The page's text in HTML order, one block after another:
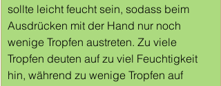
sollte leicht feucht sein, sodass beim
Ausdrücken mit der Hand nur noch
wenige Tropfen austreten. Zu viele
Tropfen deuten auf zu viel Feuchtigkeit
hin, während zu wenige Tropfen auf